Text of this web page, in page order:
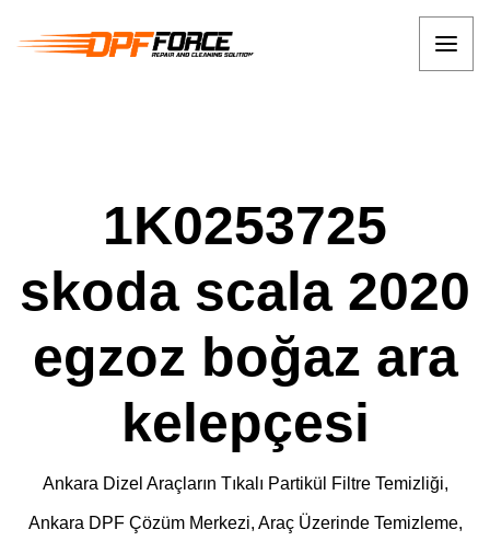
1K0253725
skoda scala 2020
egzoz boğaz ara
kelepçesi
Ankara Dizel Araçların Tıkalı Partikül Filtre Temizliği,
Ankara DPF Çözüm Merkezi, Araç Üzerinde Temizleme,